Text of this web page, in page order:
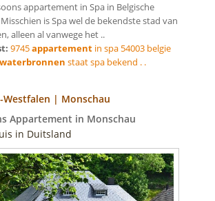
appartement in Spa in Belgische
is Spa wel de bekendste stad van
alleen al vanwege het ..
9745appartement in spa 54003 belgie
waterbronnen staat spa bekend . .
| Monschau
Appartement in Monschau
in Duitsland